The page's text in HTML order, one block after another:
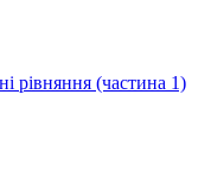
рівняння (частина 1)